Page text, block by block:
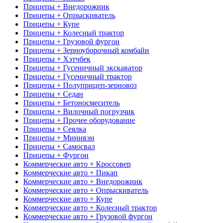
Прицепы + Внедорожник
Прицепы + Опрыскиватель
Прицепы + Купе
Прицепы + Колесный трактор
Прицепы + Грузовой фургон
Прицепы + Зерноуборочный комбайн
Прицепы + Хэтчбек
Прицепы + Гусеничный экскаватор
Прицепы + Гусеничный трактор
Прицепы + Полуприцеп-зерновоз
Прицепы + Седан
Прицепы + Бетоносмеситель
Прицепы + Вилочный погрузчик
Прицепы + Прочее оборудование
Прицепы + Сеялка
Прицепы + Минивэн
Прицепы + Самосвал
Прицепы + Фургон
Коммерческие авто + Кроссовер
Коммерческие авто + Пикап
Коммерческие авто + Внедорожник
Коммерческие авто + Опрыскиватель
Коммерческие авто + Купе
Коммерческие авто + Колесный трактор
Коммерческие авто + Грузовой фургон